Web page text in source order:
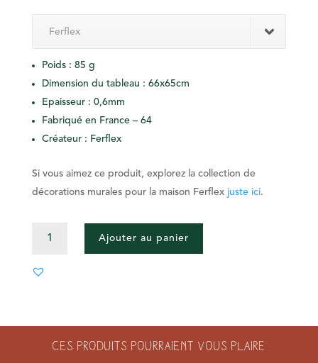
Ferflex
Poids : 85 g
Dimension du tableau : 66x65cm
Epaisseur : 0,6mm
Fabriqué en France – 64
Créateur : Ferflex
Si vous aimez ce produit, explorez la collection de
décorations murales pour la maison Ferflexjuste ici.
MAGNÉTIQUE
Ajouter au panier
Ces produits pourraient vous plaire